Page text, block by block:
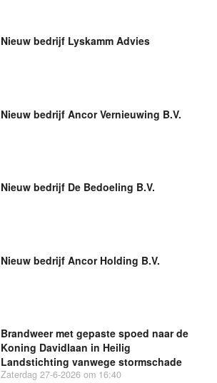
Nieuw bedrijf Lyskamm Advies
Nieuw bedrijf Ancor Vernieuwing B.V.
Nieuw bedrijf De Bedoeling B.V.
Nieuw bedrijf Ancor Holding B.V.
Brandweer met gepaste spoed naar de
Koning Davidlaan in Heilig
Landstichting vanwege stormschade
Zaterdag 27-6-2026 om 16:40